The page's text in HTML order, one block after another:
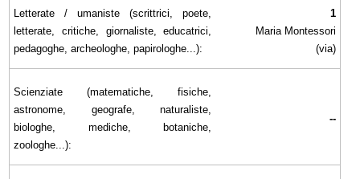
Letterate / umaniste (scrittrici, poete,
letterate, critiche, giornaliste, educatrici,
pedagoghe, archeologhe, papirologhe...):
1
Maria Montessori
(via)
Scienziate (matematiche, fisiche,
astronome, geografe, naturaliste,
biologhe, mediche, botaniche,
zoologhe...):
--